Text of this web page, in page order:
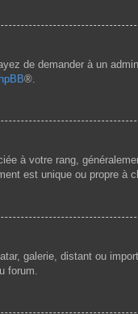
de demander à un
®.
à votre rang,
est unique ou propre à
galerie, distant ou
forum.